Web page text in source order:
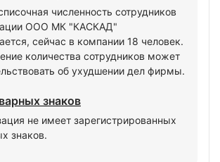
численность сотрудников
ООО МК "КАСКАД"
сейчас в компании 18 человек.
количества сотрудников может
об ухудшении дел фирмы.
знаков
не имеет зарегистрированных
знаков.